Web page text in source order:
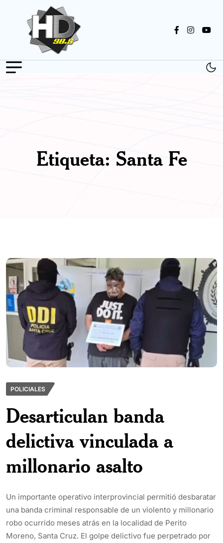
Etiqueta: Santa Fe
POLICIALES
Desarticulan banda
delictiva vinculada a
millonario asalto
Un importante operativo interprovincial permitió desbaratar
una banda criminal responsable de un violento y millonario
robo ocurrido meses atrás en la localidad de Perito
Moreno, Santa Cruz. El golpe delictivo fue perpetrado por